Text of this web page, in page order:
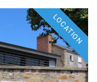
LOCATION